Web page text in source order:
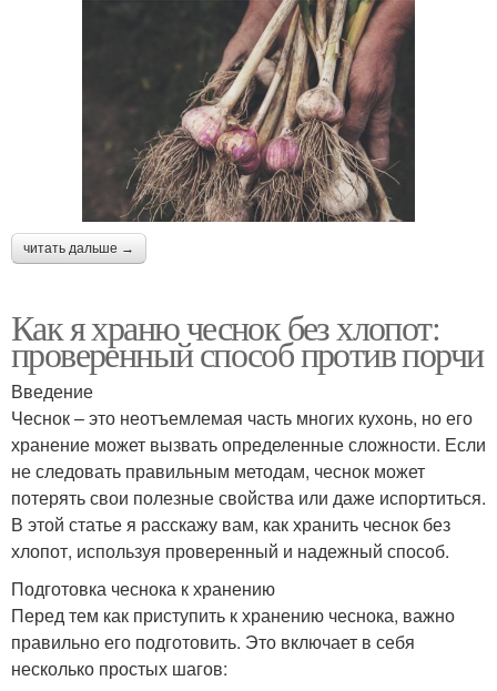
читать дальше →
Как я храню чеснок без хлопот:
проверенный способ против порчи
Введение
Чеснок – это неотъемлемая часть многих кухонь, но его
хранение может вызвать определенные сложности. Если
не следовать правильным методам, чеснок может
потерять свои полезные свойства или даже испортиться.
В этой статье я расскажу вам, как хранить чеснок без
хлопот, используя проверенный и надежный способ.
Подготовка чеснока к хранению
Перед тем как приступить к хранению чеснока, важно
правильно его подготовить. Это включает в себя
несколько простых шагов: